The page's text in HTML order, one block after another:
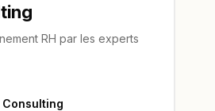
RH par les experts
Consulting